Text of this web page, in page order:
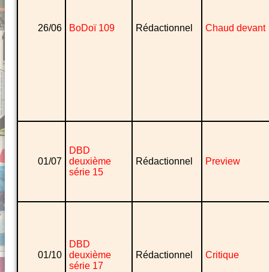
26/06 BoDoï 109 Rédactionnel Chaud devant
01/07
DBD
deuxième
série 15
Rédactionnel Preview
01/10
DBD
deuxième
série 17
Rédactionnel Critique